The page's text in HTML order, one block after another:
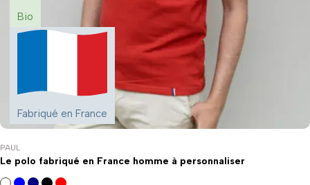
Bio
Fabriqué en France
PAUL
Le polo fabriqué en France homme à personnaliser